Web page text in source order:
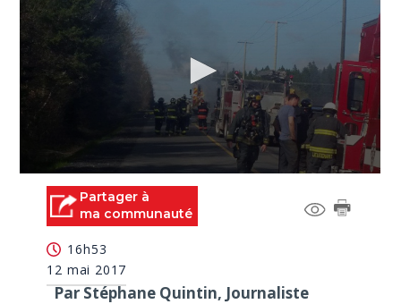
seconds
seconds
Partager à
ma communauté
16h53
12 mai 2017
Par Stéphane Quintin, Journaliste